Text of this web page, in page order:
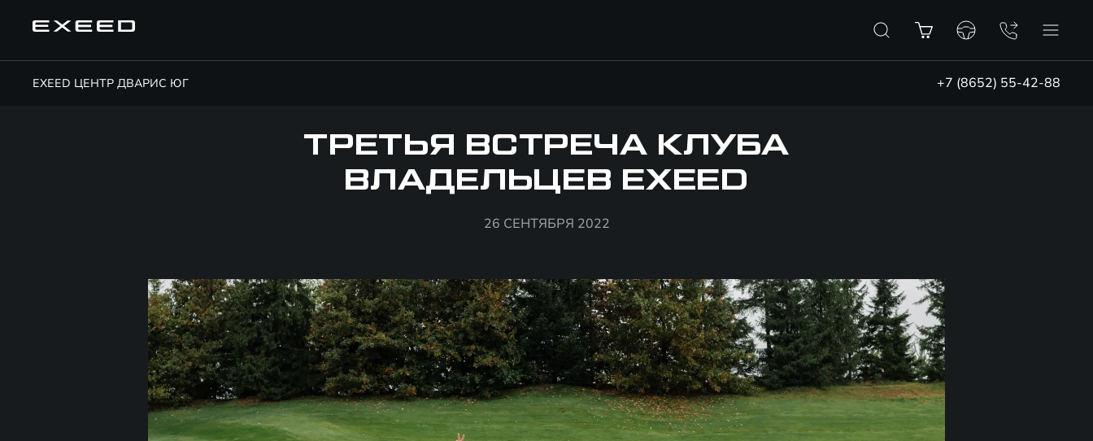
EXEED ЦЕНТР ДВАРИС ЮГ +7 (8652) 55-42-88
ТРЕТЬЯ ВСТРЕЧА КЛУБА
ВЛАДЕЛЬЦЕВ EXEED
26 СЕНТЯБРЯ 2022